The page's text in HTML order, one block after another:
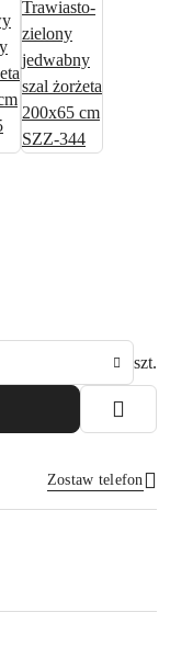
szt.
Zostaw telefon